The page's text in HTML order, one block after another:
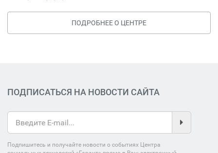
ПОДРОБНЕЕ О ЦЕНТРЕ
ПОДПИСАТЬСЯ НА НОВОСТИ САЙТА
Подпишитесь и получайте новости о событиях Центра